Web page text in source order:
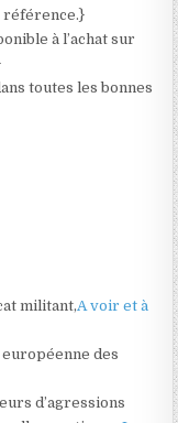
référence.}
à l’achat sur
toutes les bonnes
militant,A voir et à
des
d’agressions